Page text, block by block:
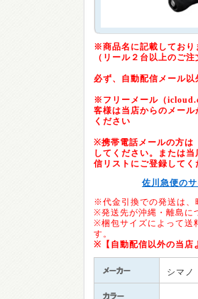
※商品名に記載しており
（リール２台以上のご
必ず、自動配信メール以
※フリーメール（
客様は当店からのメー
ください
※携帯電話メールの方は
してください。または
信リストにご登録してく
佐川急便の
※代金引換での発送は、
※発送先が沖縄・離島に
※梱包サイズによって送
す。
※【自動配信以外の当店
シマノ